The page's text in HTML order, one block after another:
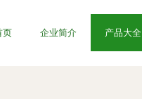
页 企业简介 产品大全